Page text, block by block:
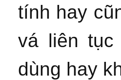
tính hay
vá liên
dùng hay